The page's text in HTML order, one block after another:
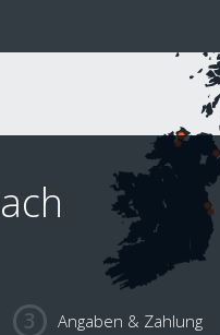
Angaben & Zahlung